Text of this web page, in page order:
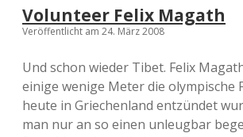
Volunteer Felix Magath
Veröffentlicht am 24. März 2008
Und schon wieder Tibet. Felix
einige wenige Meter die olympische
heute in Griechenland entzündet
man nur an so einen unleugbar